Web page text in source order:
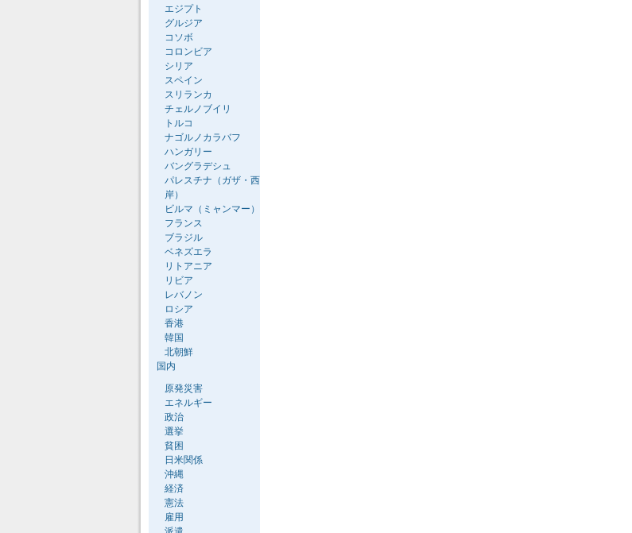
エジプト
グルジア
コソボ
コロンビア
シリア
スペイン
スリランカ
チェルノブイリ
トルコ
ナゴルノカラバフ
ハンガリー
バングラデシュ
パレスチナ（ガザ・西
岸）
ビルマ（ミャンマー）
フランス
ブラジル
ベネズエラ
リトアニア
リビア
レバノン
ロシア
香港
韓国
北朝鮮
国内
原発災害
エネルギー
政治
選挙
貧困
日米関係
沖縄
経済
憲法
雇用